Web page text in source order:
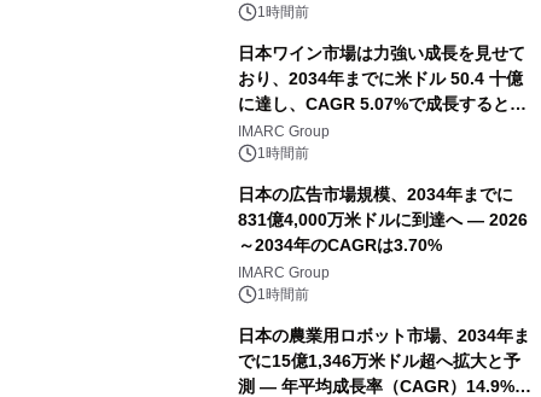
（火）発売
1時間前
日本ワイン市場は力強い成長を見せて
おり、2034年までに米ドル 50.4 十億
に達し、CAGR 5.07%で成長すると予
測
IMARC Group
1時間前
日本の広告市場規模、2034年までに
831億4,000万米ドルに到達へ ― 2026
～2034年のCAGRは3.70%
IMARC Group
1時間前
日本の農業用ロボット市場、2034年ま
でに15億1,346万米ドル超へ拡大と予
測 ― 年平均成長率（CAGR）14.9%を